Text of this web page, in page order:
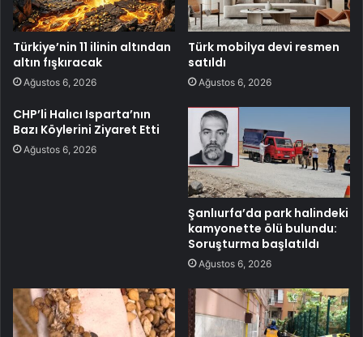
Türkiye’nin 11 ilinin altından
altın fışkıracak
Ağustos 6, 2026
Türk mobilya devi resmen
satıldı
Ağustos 6, 2026
CHP’li Halıcı Isparta’nın
Bazı Köylerini Ziyaret Etti
Ağustos 6, 2026
Şanlıurfa’da park halindeki
kamyonette ölü bulundu:
Soruşturma başlatıldı
Ağustos 6, 2026